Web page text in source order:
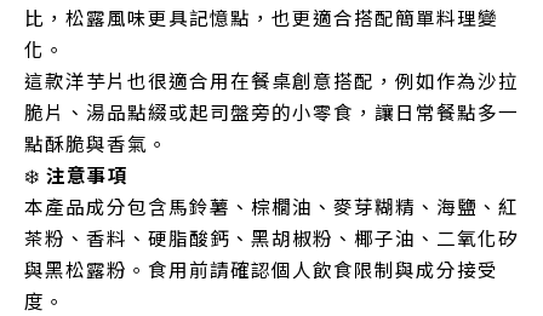
比，松露風味更具記憶點，也更適合搭配簡單料理變
化。
這款洋芋片也很適合用在餐桌創意搭配，例如作為沙拉
脆片、湯品點綴或起司盤旁的小零食，讓日常餐點多一
點酥脆與香氣。
❄️ 注意事項
本產品成分包含馬鈴薯、棕櫚油、麥芽糊精、海鹽、紅
茶粉、香料、硬脂酸鈣、黑胡椒粉、椰子油、二氧化矽
與黑松露粉。食用前請確認個人飲食限制與成分接受
度。